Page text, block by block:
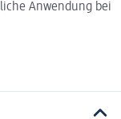
Anwendung bei